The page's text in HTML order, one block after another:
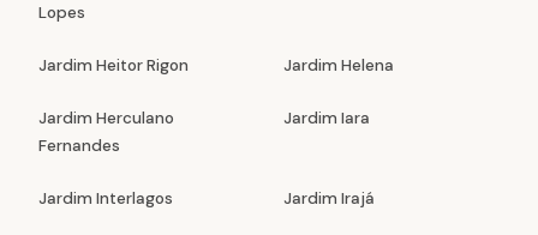
Lopes
Jardim Heitor Rigon Jardim Helena
Jardim Herculano
Fernandes
Jardim Iara
Jardim Interlagos Jardim Irajá